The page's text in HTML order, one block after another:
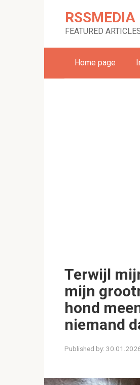
RSSMEDIA
FEATURED
Home page
Terwijl
mijn
hond
niemand
Published by: